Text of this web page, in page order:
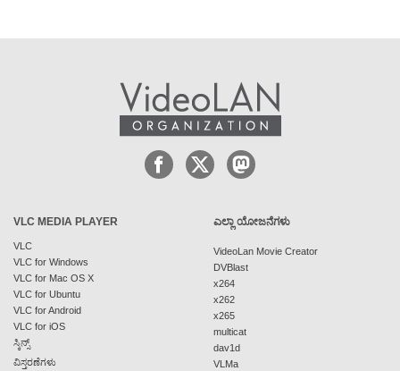
VLC MEDIA PLAYER
VLC
VLC for Windows
VLC for Mac OS X
VLC for Ubuntu
VLC for Android
VLC for iOS
ಸ್ಕಿನ್ಸ್
ವಿಸ್ತರಣೆಗಳು
ಎಲ್ಲಾ ಯೋಜನೆಗಳು
VideoLan Movie Creator
DVBlast
x264
x262
x265
multicat
dav1d
VLMa